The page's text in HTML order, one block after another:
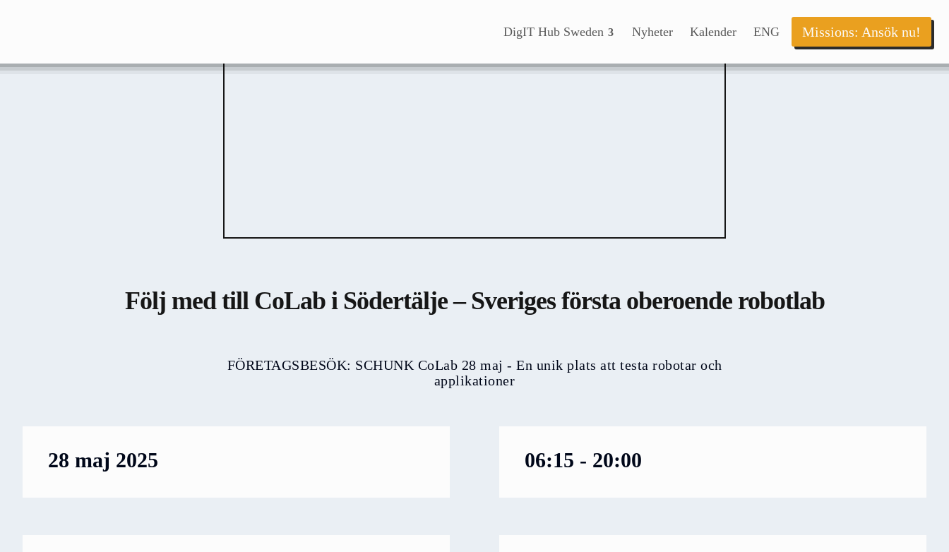
DigIT Hub Sweden Nyheter Kalender ENG Missions: Ansök nu!
Följ med till CoLab i Södertälje – Sveriges första oberoende robotlab
FÖRETAGSBESÖK: SCHUNK CoLab 28 maj - En unik plats att testa robotar och
applikationer
28 maj 2025 06:15 - 20:00